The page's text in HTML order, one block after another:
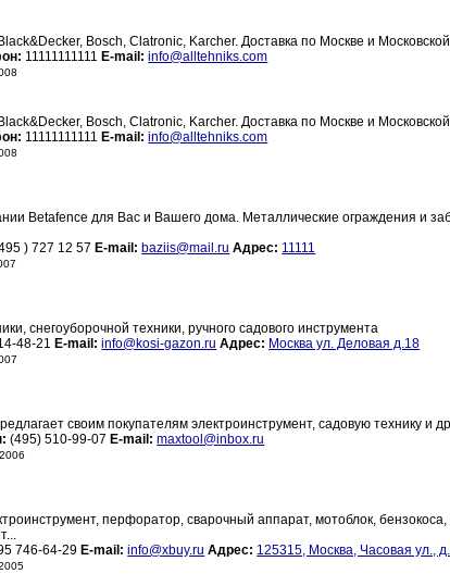
Bosch, Clatronic, Karcher. Доставка по Москве и
11111111111 E-mail: info@alltehniks.com
Bosch, Clatronic, Karcher. Доставка по Москве и
11111111111 E-mail: info@alltehniks.com
Betafence для Вас и Вашего дома. Металлические ограждения и
) 727 12 57 E-mail: baziis@mail.ru Адрес: 11111
снегоуборочной техники, ручного садового инструмента
48-21 E-mail: info@kosi-gazon.ru Адрес: Москва ул. Деловая д.18
своим покупателям электроинструмент, садовую технику и
(495) 510-99-07 E-mail: maxtool@inbox.ru
перфоратор, сварочный аппарат, мотоблок,
746-64-29 E-mail: info@xbuy.ru Адрес: 125315, Москва, Часовая ул.,